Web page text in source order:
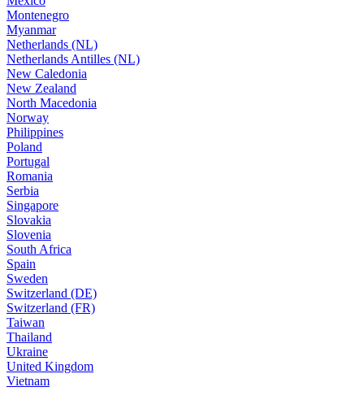
Montenegro
Myanmar
Netherlands (NL)
Netherlands Antilles (NL)
New Caledonia
New Zealand
North Macedonia
Norway
Philippines
Poland
Portugal
Romania
Serbia
Singapore
Slovakia
Slovenia
South Africa
Spain
Sweden
Switzerland (DE)
Switzerland (FR)
Taiwan
Thailand
Ukraine
United Kingdom
Vietnam